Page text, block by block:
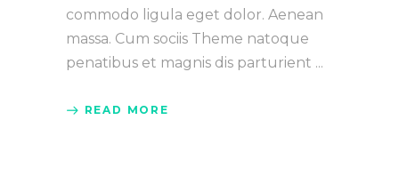
commodo ligula eget dolor. Aenean
massa. Cum sociis Theme natoque
penatibus et magnis dis parturient
READ MORE